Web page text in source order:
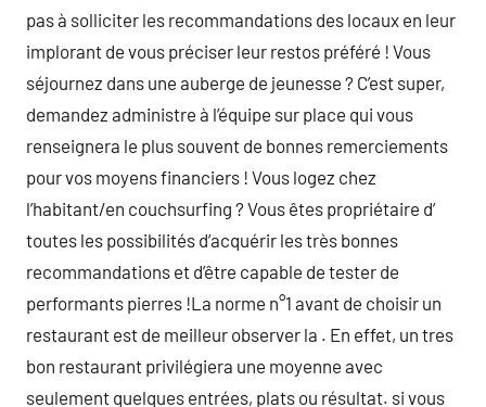
pas à solliciter les recommandations des locaux en leur
implorant de vous préciser leur restos préféré ! Vous
séjournez dans une auberge de jeunesse ? C’est super,
demandez administre à l’équipe sur place qui vous
renseignera le plus souvent de bonnes remerciements
pour vos moyens financiers ! Vous logez chez
l’habitant/en couchsurfing ? Vous êtes propriétaire d’
toutes les possibilités d’acquérir les très bonnes
recommandations et d’être capable de tester de
performants pierres !La norme n°1 avant de choisir un
restaurant est de meilleur observer la . En effet, un tres
bon restaurant privilégiera une moyenne avec
seulement quelques entrées, plats ou résultat. si vous